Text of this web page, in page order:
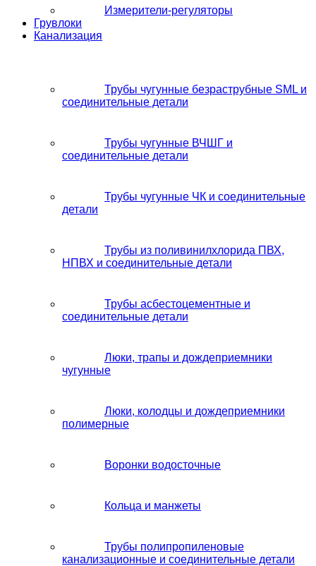
Измерители-регуляторы
Грувлоки
Канализация
Трубы чугунные безраструбные SML и
соединительные детали
Трубы чугунные ВЧШГ и
соединительные детали
Трубы чугунные ЧК и соединительные
детали
Трубы из поливинилхлорида ПВХ,
НПВХ и соединительные детали
Трубы асбестоцементные и
соединительные детали
Люки, трапы и дождеприемники
чугунные
Люки, колодцы и дождеприемники
полимерные
Воронки водосточные
Кольца и манжеты
Трубы полипропиленовые
канализационные и соединительные детали